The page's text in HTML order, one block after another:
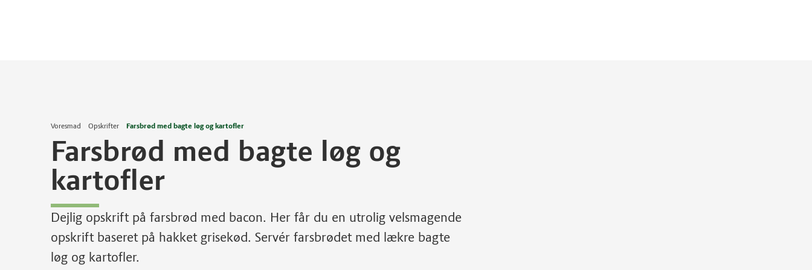
Voresmad Opskrifter Farsbrød med bagte løg og kartofler
Farsbrød med bagte løg og
kartofler
Dejlig opskrift på farsbrød med bacon. Her får du en utrolig velsmagende
opskrift baseret på hakket grisekød. Servér farsbrødet med lækre bagte
løg og kartofler.